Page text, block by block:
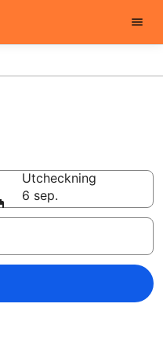
Utcheckning
6 sep.